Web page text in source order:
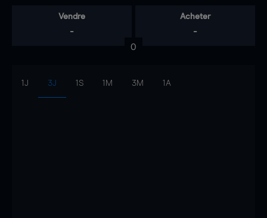
Vendre
-
Acheter
-
0
1J 3J 1S 1M 3M 1A